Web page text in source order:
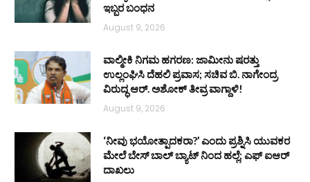
ಇಬ್ಬರ ಬಂಧನ
August 9, 2026
ವಾಲ್ಮೀಕಿ ನಿಗಮ ಹಗರಣ: ಜಾಮೀನು ಷರತ್ತು
ಉಲ್ಲಂಘಿಸಿ ದೆಹಲಿ ಪ್ರವಾಸ; ಸಚಿವ ಬಿ. ನಾಗೇಂದ್ರ
ವಿರುದ್ಧ ಆರ್. ಅಶೋಕ್ ತೀವ್ರ ವಾಗ್ದಾಳಿ!
August 9, 2026
‘ನೀವು ಭಯೋತ್ಪಾದಕರಾ?’ ಎಂದು ಪ್ರಶ್ನಿಸಿ ಯುವಕರ
ಮೇಲೆ ಬೇಸ್‌ ಬಾಲ್ ಬ್ಯಾಟ್‌ ನಿಂದ ಹಲ್ಲೆ; ಎಫ್‌ ಐಆರ್
ದಾಖಲು